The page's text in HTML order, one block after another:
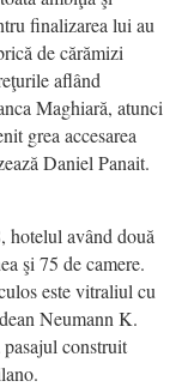
finalizarea lui au
de cărămizi
aflând
Maghiară, atunci
grea accesarea
Daniel Panait.
hotelul având două
şi 75 de camere.
este vitraliul cu
Neumann K.
construit